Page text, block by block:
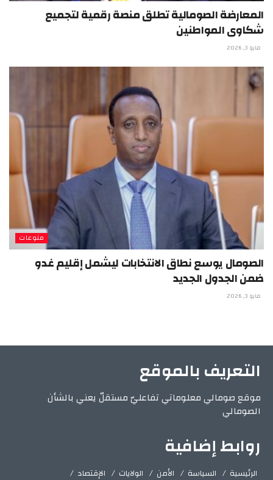
المعارضة الصومالية تطلق منصة رقمية لتجميع
شكاوى المواطنين
مايو 3, 2026
منوعات
الصومال يوسع نطاق الانتخابات ليشمل إقليم غدو
ضمن الجدول الجديد
مايو 3, 2026
التعريف بالموقع
موقع صومالي معلوماتي تفاعليّ مستقلّ يعني بالشأن
الصومالي
روابط إضافية
الرئيسية السياسة الأمن الولايات
الإقتصاد